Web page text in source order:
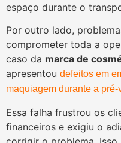
espaço durante o
Por outro lado,
comprometer toda a
caso da marca de
apresentou defeitos em
maquiagem durante a pré-
Essa falha frustrou os
financeiros e exigiu o